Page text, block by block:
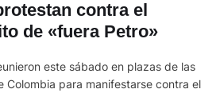
contra el
de «fuera Petro»
este sábado en plazas de las
Colombia para manifestarse contra el